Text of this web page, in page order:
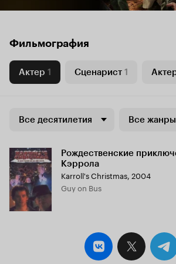
Фильмография
Актер 1 Сценарист 1
Все десятилетия Все жанры
Рождественские
Кэррола
Karroll's Christmas, 2004
Guy on Bus